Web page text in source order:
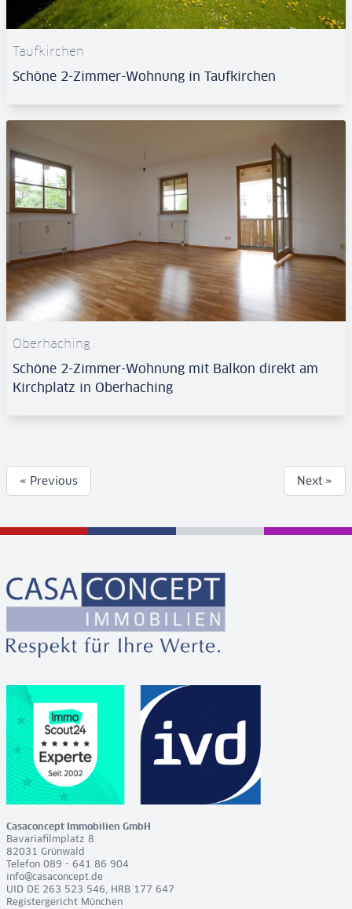
Taufkirchen
Schöne 2-Zimmer-Wohnung in Taufkirchen
Oberhaching
Schöne 2-Zimmer-Wohnung mit Balkon direkt am
Kirchplatz in Oberhaching
« Previous Next »
Casaconcept Immobilien GmbH
Bavariafilmplatz 8
82031 Grünwald
Telefon 089 - 641 86 904
info@casaconcept.de
UID DE 263 523 546, HRB 177 647
Registergericht München